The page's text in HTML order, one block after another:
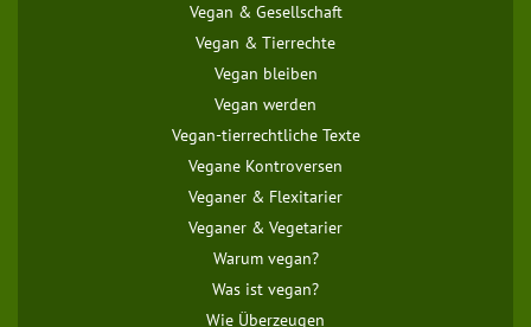
Vegan & Gesellschaft
Vegan & Tierrechte
Vegan bleiben
Vegan werden
Vegan-tierrechtliche Texte
Vegane Kontroversen
Veganer & Flexitarier
Veganer & Vegetarier
Warum vegan?
Was ist vegan?
Wie Überzeugen